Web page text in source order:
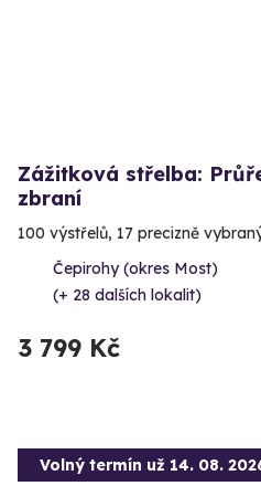
Zážitková střelba:
zbraní
100 výstřelů, 17 precizně
Čepirohy (okres Most)
(+ 28 dalších lokalit)
3 799 Kč
Volný termín už 14. 08.